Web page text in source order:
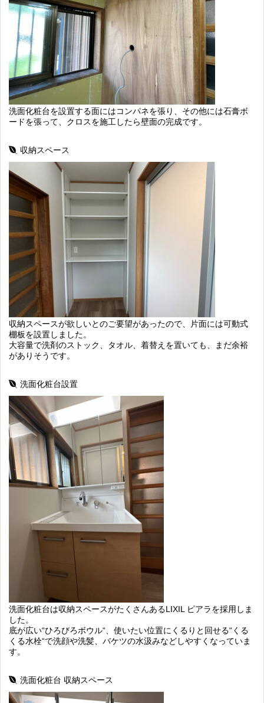
洗面化粧台を設置する面にはコンパネを張り、その他には石膏ボ
ードを張って、クロスを施工したら壁面の完成です。
収納スペース
収納スペースが欲しいとのご要望があったので、片面には可動式
棚板を設置しました。
大容量で洗剤のストック、タオル、着替えを置いても、まだ余裕
がありそうです。
洗面化粧台設置
洗面化粧台は収納スペースがたくさんあるLIXIL ピアラを採用しま
した。
底が広い“ひろびろボウル“、使いたい位置にくるりと回せる“くる
くる水栓“で洗顔や洗髪、バケツの水汲みなどしやすくなっていま
す。
洗面化粧台 収納スペース